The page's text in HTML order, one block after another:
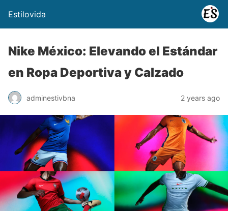
Estilovida
Nike México: Elevando el Estándar
en Ropa Deportiva y Calzado
adminestivbna 2 years ago